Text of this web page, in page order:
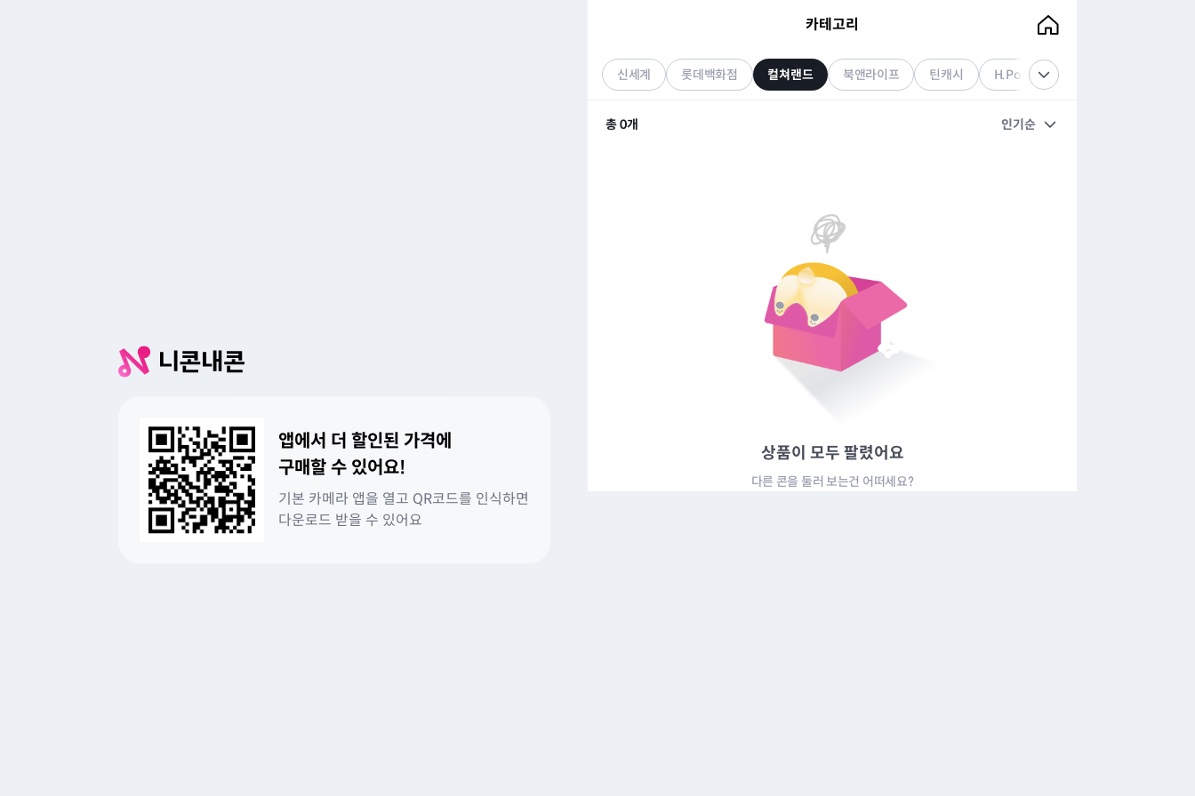
앱에서 더 할인된 가격에
구매할 수 있어요!
기본 카메라 앱을 열고 QR코드를 인식하면
다운로드 받을 수 있어요
카테고리
컬쳐랜드기프티콘
신세계 롯데백화점 컬쳐랜드 북앤라이프 틴캐시 H.Point
총0개 인기순
상품이 모두 팔렸어요
다른 콘을 둘러 보는건 어떠세요?